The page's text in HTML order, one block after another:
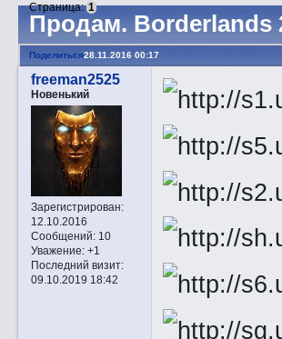
Прoдам. Borderlands
Страница:1
Поделиться28.11.2016 00:17
freeman2525
Новенький
Зарегистрирован:
12.10.2016
Сообщений:10
Уважение: +1
Последний визит:
09.10.2019 18:42